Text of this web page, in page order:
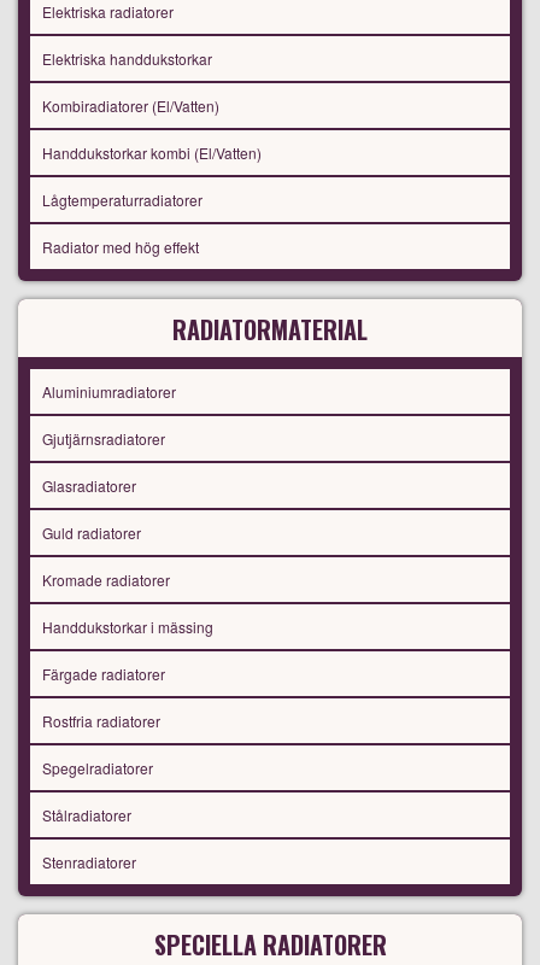
Elektriska radiatorer
Elektriska handdukstorkar
Kombiradiatorer (El/Vatten)
Handdukstorkar kombi (El/Vatten)
Lågtemperaturradiatorer
Radiator med hög effekt
RADIATORMATERIAL
Aluminiumradiatorer
Gjutjärnsradiatorer
Glasradiatorer
Guld radiatorer
Kromade radiatorer
Handdukstorkar i mässing
Färgade radiatorer
Rostfria radiatorer
Spegelradiatorer
Stålradiatorer
Stenradiatorer
SPECIELLA RADIATORER